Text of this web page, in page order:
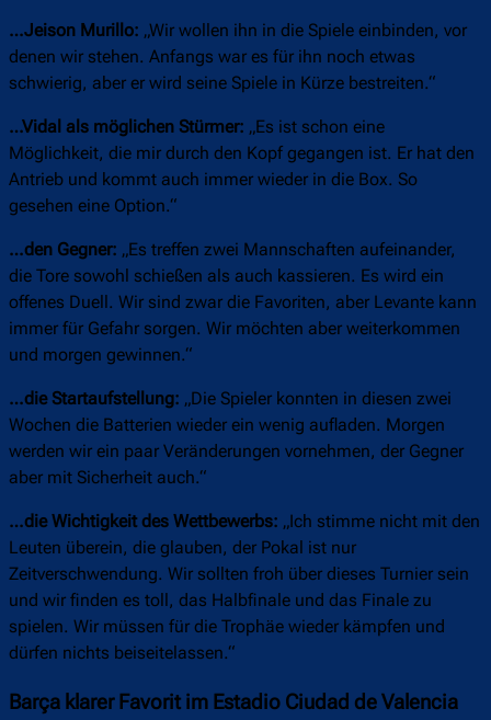
…Jeison Murillo: „Wir wollen ihn in die Spiele einbinden, vor
denen wir stehen. Anfangs war es für ihn noch etwas
schwierig, aber er wird seine Spiele in Kürze bestreiten.“
…Vidal als möglichen Stürmer: „Es ist schon eine
Möglichkeit, die mir durch den Kopf gegangen ist. Er hat den
Antrieb und kommt auch immer wieder in die Box. So
gesehen eine Option.“
…den Gegner: „Es treffen zwei Mannschaften aufeinander,
die Tore sowohl schießen als auch kassieren. Es wird ein
offenes Duell. Wir sind zwar die Favoriten, aber Levante kann
immer für Gefahr sorgen. Wir möchten aber weiterkommen
und morgen gewinnen.“
…die Startaufstellung: „Die Spieler konnten in diesen zwei
Wochen die Batterien wieder ein wenig aufladen. Morgen
werden wir ein paar Veränderungen vornehmen, der Gegner
aber mit Sicherheit auch.“
…die Wichtigkeit des Wettbewerbs: „Ich stimme nicht mit den
Leuten überein, die glauben, der Pokal ist nur
Zeitverschwendung. Wir sollten froh über dieses Turnier sein
und wir finden es toll, das Halbfinale und das Finale zu
spielen. Wir müssen für die Trophäe wieder kämpfen und
dürfen nichts beiseitelassen.“
Barça klarer Favorit im Estadio Ciudad de Valencia